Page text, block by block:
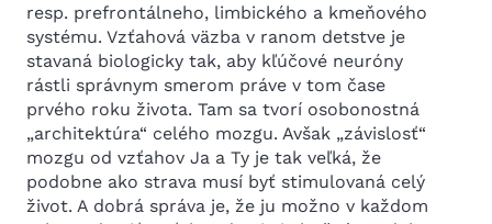
resp. prefrontálneho, limbického a kmeňového
systému. Vzťahová väzba v ranom detstve je
stavaná biologicky tak, aby kľúčové neuróny
rástli správnym smerom práve v tom čase
prvého roku života. Tam sa tvorí osobonostná
„architektúra“ celého mozgu. Avšak „závislosť“
mozgu od vzťahov Ja a Ty je tak veľká, že
podobne ako strava musí byť stimulovaná celý
život. A dobrá správa je, že ju možno v každom